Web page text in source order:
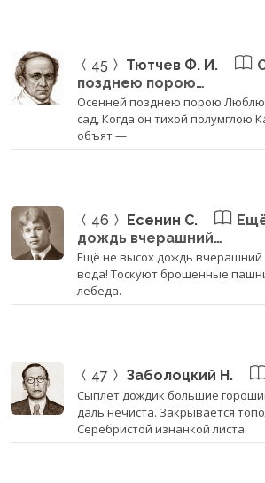
45 Тютчев Ф. И.
позднею порою…
Осенней позднею порою Люблю
сад, Когда он тихой полумглою
объят —
46 Есенин С.
дождь вчерашний…
Ещё не высох дождь вчерашний
вода! Тоскуют брошенные
лебеда.
47 Заболоцкий Н.
Сыплет дождик большие
даль нечиста. Закрывается
Серебристой изнанкой листа.